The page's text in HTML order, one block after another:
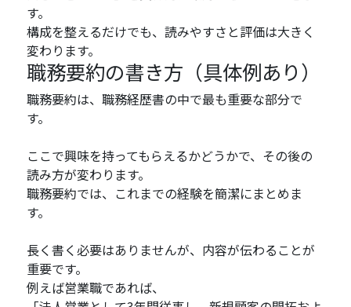
す。
構成を整えるだけでも、読みやすさと評価は大きく
変わります。
職務要約の書き方（具体例あり）
職務要約は、職務経歴書の中で最も重要な部分で
す。
ここで興味を持ってもらえるかどうかで、その後の
読み方が変わります。
職務要約では、これまでの経験を簡潔にまとめま
す。
長く書く必要はありませんが、内容が伝わることが
重要です。
例えば営業職であれば、